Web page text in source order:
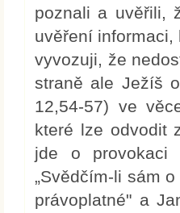
poznali a uvěřili,
uvěření
vyvozuji, že
straně ale Ježíš
12,54-57) ve
které lze odvodit
jde o
„Svědčím-li sám
právoplatné" a